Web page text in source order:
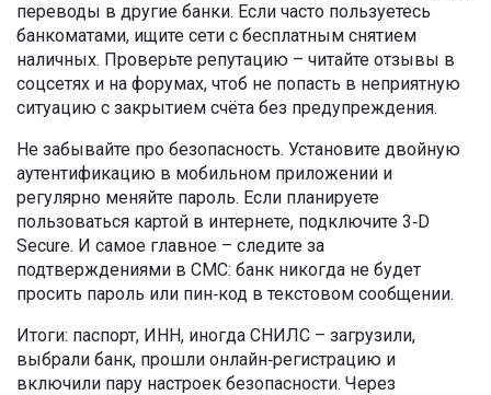
переводы в другие банки. Если часто пользуетесь
банкоматами, ищите сети с бесплатным снятием
наличных. Проверьте репутацию – читайте отзывы в
соцсетях и на форумах, чтоб не попасть в неприятную
ситуацию с закрытием счёта без предупреждения.
Не забывайте про безопасность. Установите двойную
аутентификацию в мобильном приложении и
регулярно меняйте пароль. Если планируете
пользоваться картой в интернете, подключите 3‑D
Secure. И самое главное – следите за
подтверждениями в СМС: банк никогда не будет
просить пароль или пин‑код в текстовом сообщении.
Итоги: паспорт, ИНН, иногда СНИЛС – загрузили,
выбрали банк, прошли онлайн‑регистрацию и
включили пару настроек безопасности. Через